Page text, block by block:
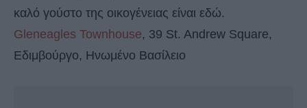
καλό γούστο της οικογένειας είναι εδώ.
Gleneagles Townhouse, 39 St. Andrew Square,
Εδιμβούργο, Ηνωμένο Βασίλειο